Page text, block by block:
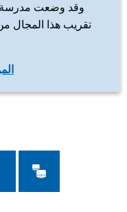
وقد وضعت مدرسة
تقريب هذا المجال